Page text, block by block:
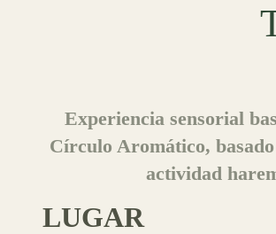
Experiencia sensorial
Círculo Aromático,
actividad
LUGAR